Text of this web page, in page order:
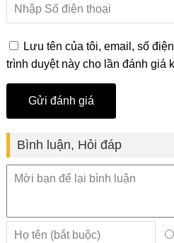
Lưu tên của tôi, email, số
trình duyệt này cho lần đánh giá
Bình luận, Hỏi đáp